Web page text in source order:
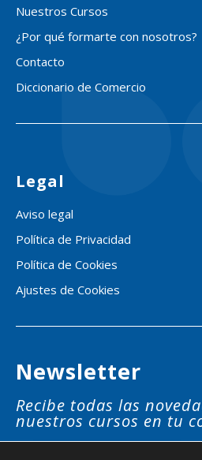
Nuestros Cursos
¿Por qué formarte con nosotros?
Contacto
Diccionario de Comercio
Legal
Aviso legal
Política de Privacidad
Política de Cookies
Ajustes de Cookies
Newsletter
Recibe todas las
nuestros cursos en tu